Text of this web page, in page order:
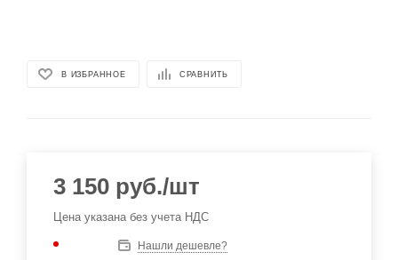
В ИЗБРАННОЕ СРАВНИТЬ
3 150 руб./шт
Цена указана без учета НДС
Нашли дешевле?